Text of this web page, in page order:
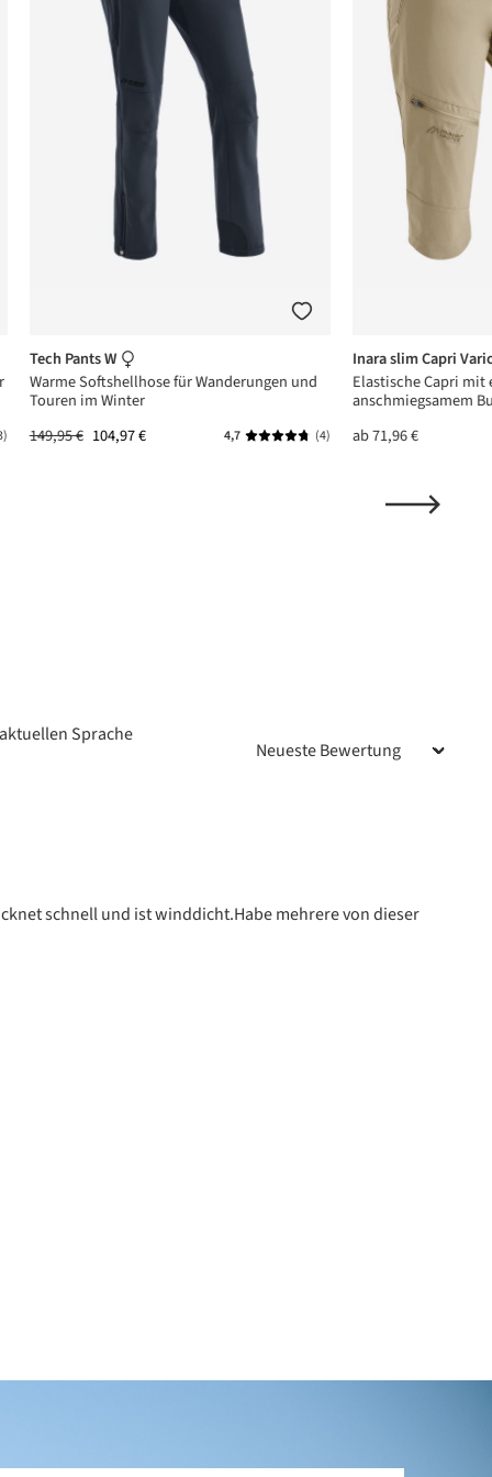
Bewertung von 5 von 5 Sternen
Tech Pants W
Warme Softshellhose für Wanderungen und
Touren im Winter
149,95 € 104,97 € 4,7 Durchschnittliche Bewertung
(4)
Inara slim Capri
Elastische Capri mit
anschmiegsamem
ab71,96 €
Sprache
schnell und ist winddicht.Habe mehrere von dieser